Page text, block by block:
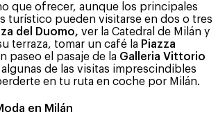
que ofrecer, aunque los principales
turístico pueden visitarse en dos o tres
del Duomo, ver la Catedral de Milán y
terraza, tomar un café la Piazza
paseo el pasaje de la Galleria Vittorio
de las visitas imprescindibles
en tu ruta en coche por Milán.
en Milán